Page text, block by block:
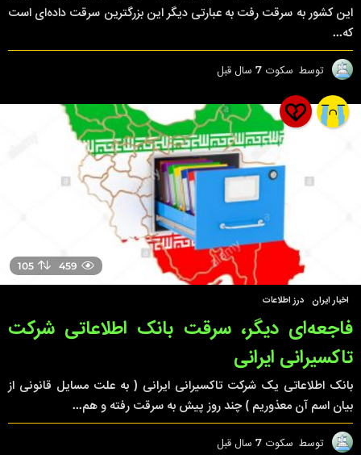
این کشور به سرقت رفت به عبارتی دیگر این بزرگترین سرقت داده‌ای است
که...
توسط سکوت 7 سال قبل
ل
ق
ب
ل
459
105
اخبار ایران ,
درز اطلاعات
فاجعه‌ای دیگر، سرقت بانک اطلاعاتی شرکت
تاکسیرانی ایرانی
بانک اطلاعاتی یک شرکت تاکسیرانی ایرانی ( به علت مسایل قانونی از
بیان اسم آن معذوریم ) چند روز پیش به سرقت رفته و هم...
توسط سکوت 7 سال قبل